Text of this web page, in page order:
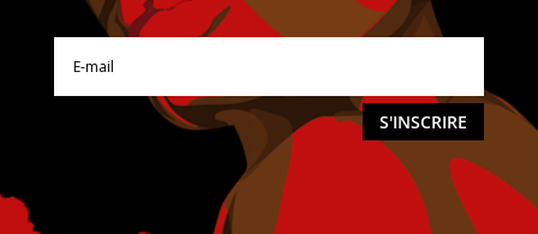
S'INSCRIRE